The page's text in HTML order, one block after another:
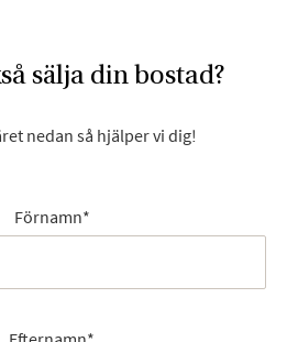
sälja din bostad?
nedan så hjälper vi dig!
Förnamn*